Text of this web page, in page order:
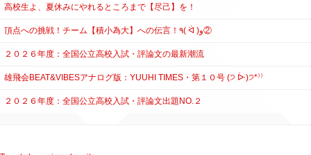
高校生よ、夏休みにやれるところまで【尽己】を！
頂点への挑戦！チーム【積小為大】への伝言！٩( ᐛ )و②
２０２６年度：全国公立高校入試・評論文の最新潮流
雄飛会BEAT&VIBESアナログ版：YUUHI TIMES・第１０号 (੭ ᐕ)੭*⁾⁾
２０２６年度：全国公立高校入試・評論文出題NO.２